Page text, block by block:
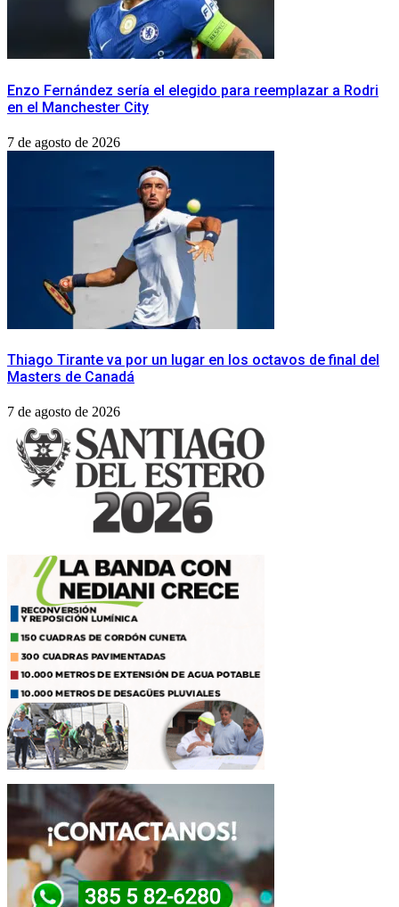
Enzo Fernández sería el elegido para reemplazar a Rodri
en el Manchester City
7 de agosto de 2026
Thiago Tirante va por un lugar en los octavos de final del
Masters de Canadá
7 de agosto de 2026